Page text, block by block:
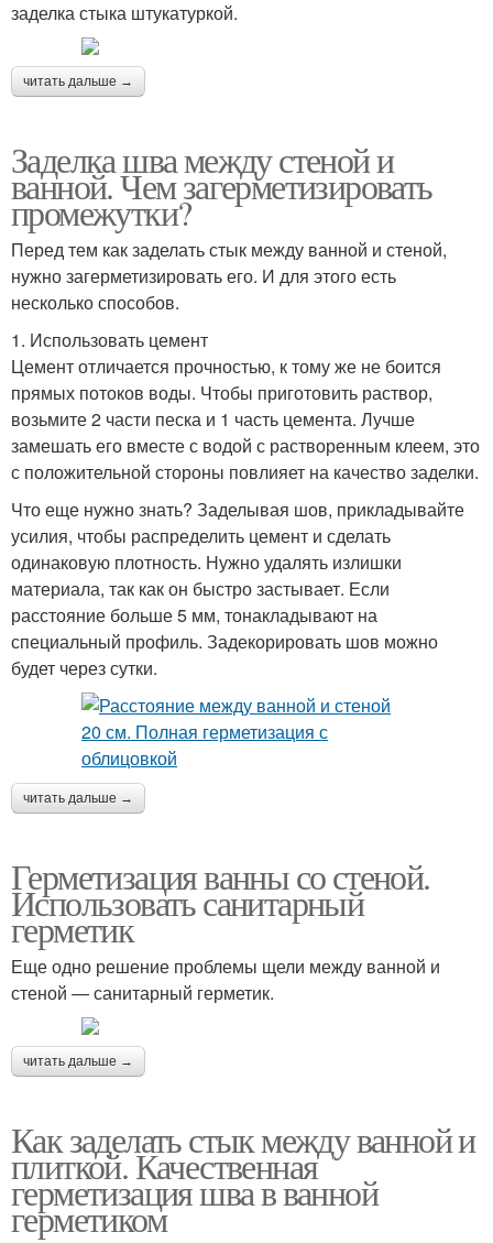
заделка стыка штукатуркой.
читать дальше →
Заделка шва между стеной и
ванной. Чем загерметизировать
промежутки?
Перед тем как заделать стык между ванной и стеной,
нужно загерметизировать его. И для этого есть
несколько способов.
1. Использовать цемент
Цемент отличается прочностью, к тому же не боится
прямых потоков воды. Чтобы приготовить раствор,
возьмите 2 части песка и 1 часть цемента. Лучше
замешать его вместе с водой с растворенным клеем, это
с положительной стороны повлияет на качество заделки.
Что еще нужно знать? Заделывая шов, прикладывайте
усилия, чтобы распределить цемент и сделать
одинаковую плотность. Нужно удалять излишки
материала, так как он быстро застывает. Если
расстояние больше 5 мм, тонакладывают на
специальный профиль. Задекорировать шов можно
будет через сутки.
читать дальше →
Герметизация ванны со стеной.
Использовать санитарный
герметик
Еще одно решение проблемы щели между ванной и
стеной — санитарный герметик.
читать дальше →
Как заделать стык между ванной и
плиткой. Качественная
герметизация шва в ванной
герметиком